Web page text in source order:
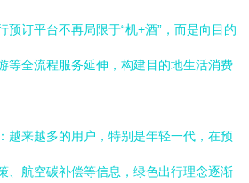
预订平台不再局限于“机+酒”，而是向目的
等全流程服务延伸，构建目的地生活消费
越来越多的用户，特别是年轻一代，在预
、航空碳补偿等信息，绿色出行理念逐渐